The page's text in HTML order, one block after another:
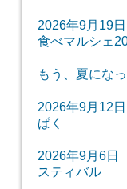
2026年9月19
食べマルシェ
もう、夏にな
2026年9月12
ぱく
2026年9月6日
スティバル